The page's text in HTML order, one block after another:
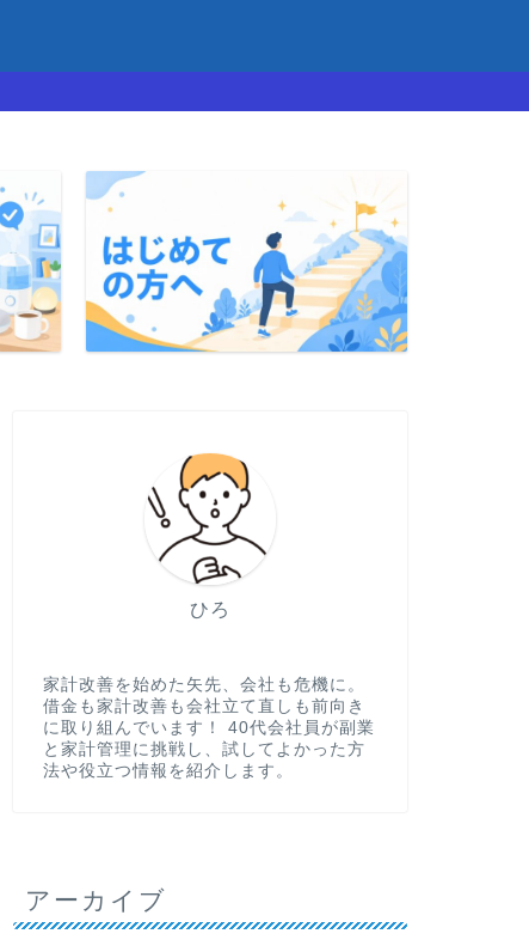
ひろ
家計改善を始めた矢先、会社も危機に。
借金も家計改善も会社立て直しも前向き
に取り組んでいます！ 40代会社員が副業
と家計管理に挑戦し、試してよかった方
法や役立つ情報を紹介します。
アーカイブ